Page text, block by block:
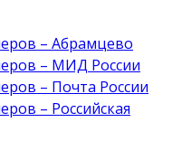
– Абрамцево
– МИД России
– Почта России
– Российская